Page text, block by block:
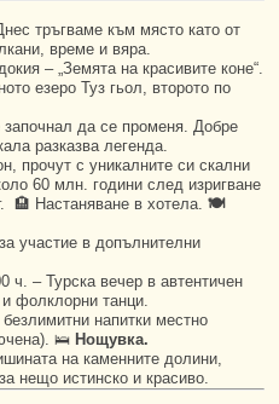
тръгваме към място като от
време и вяра.
– „Земята на красивите коне“.
езеро Туз гьол, второто по
да се променя. Добре
разказва легенда.
прочут с уникалните си скални
60 млн. години след изригване
🏨 Настаняване в хотела. 🍽
участие в допълнителни
ч. – Турска вечер в автентичен
фолклорни танци.
напитки местно
🛌 Нощувка.
на каменните долини,
нещо истинско и красиво.